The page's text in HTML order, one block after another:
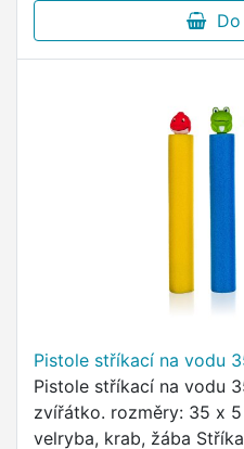
Do
Pistole stříkací na vodu
Pistole stříkací na vodu
zvířátko. rozměry: 35 x
velryba, krab, žába